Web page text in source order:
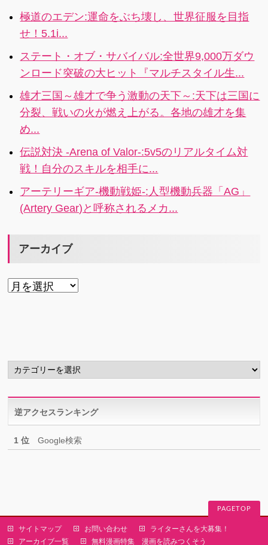
刺管理ができ
るビジネスパ
ーソン必携の
アプリ5
いるニュース
ックできる！i
極道のエデン:運命をぶち壊し、世界征服を目指
せ！5.1i...
ステート・オブ・サバイバル:全世界9,000万ダウ
ンロード突破の大ヒット『マルチスタイル生...
雄才三国～雄才で争う激動の天下～:天下は三国に
分裂、戦いの火が燃え上がる。各地の雄才を集
め...
伝説対決 -Arena of Valor-:5v5のリアルタイム対
戦！自分のスキルを相手に...
アーテリーギア-機動戦姫-:人型機動兵器「AG」
(Artery Gear)と呼称されるメカ...
アーカイブ
ア
カ
テ
リ
ー逆アクセスランキング
1 位 Google検索
PAGETOP
サイトマップ お問い合わせ
ライターさんを大募集！
アーカイブ一覧
無料漫画特集 漫画を読みつくそう